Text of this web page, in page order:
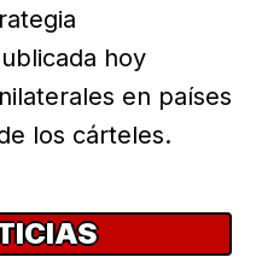
hoy
en países
los cárteles.